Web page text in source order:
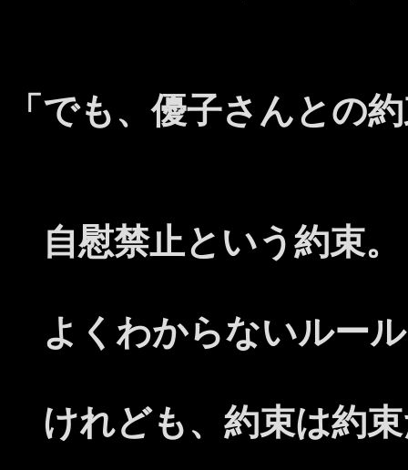
「でも、優子さんとの
自慰禁止という約束。
よくわからないルー
けれども、約束は約